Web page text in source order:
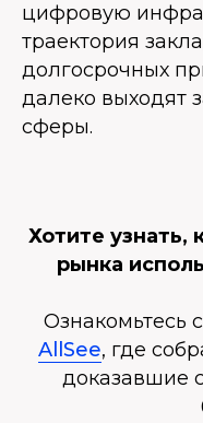
цифровую
траектория
долгосрочных
далеко выходят
сферы.
Хотите узнать,
рынка
Ознакомьтесь с
AllSee, где
доказавшие